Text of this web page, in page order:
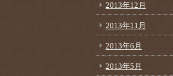
2013年12月
2013年11月
2013年6月
2013年5月